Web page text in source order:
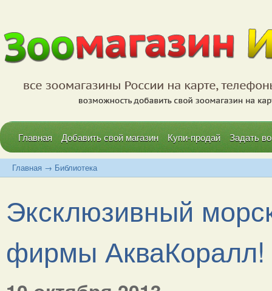
Главная Добавить свой магазин Купи-продай Задать
Главная → Библиотека
Эксклюзивный
фирмы АкваКоралл!